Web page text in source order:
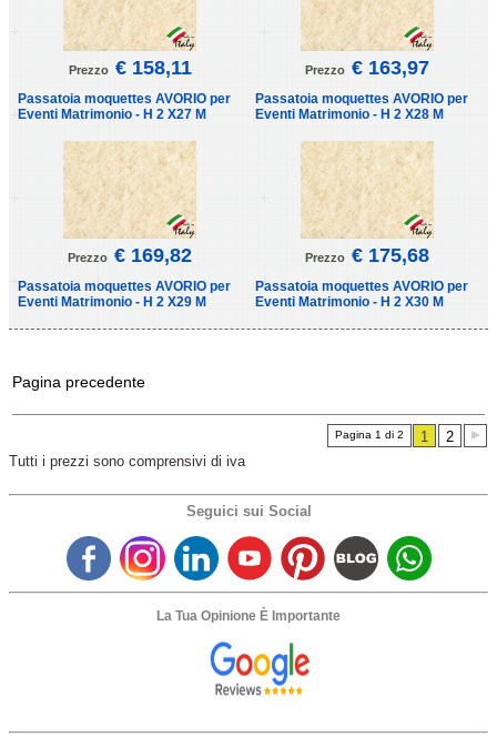
Prezzo € 158,11
Passatoia moquettes AVORIO per
Eventi Matrimonio - H 2 X27 M
Prezzo € 163,97
Passatoia moquettes AVORIO per
Eventi Matrimonio - H 2 X28 M
Prezzo € 169,82
Passatoia moquettes AVORIO per
Eventi Matrimonio - H 2 X29 M
Prezzo € 175,68
Passatoia moquettes AVORIO per
Eventi Matrimonio - H 2 X30 M
Pagina precedente
Pagina 1 di 2 1
2
Tutti i prezzi sono comprensivi di iva
Seguici sui Social
La Tua Opinione È Importante